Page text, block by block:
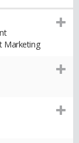
Marketing